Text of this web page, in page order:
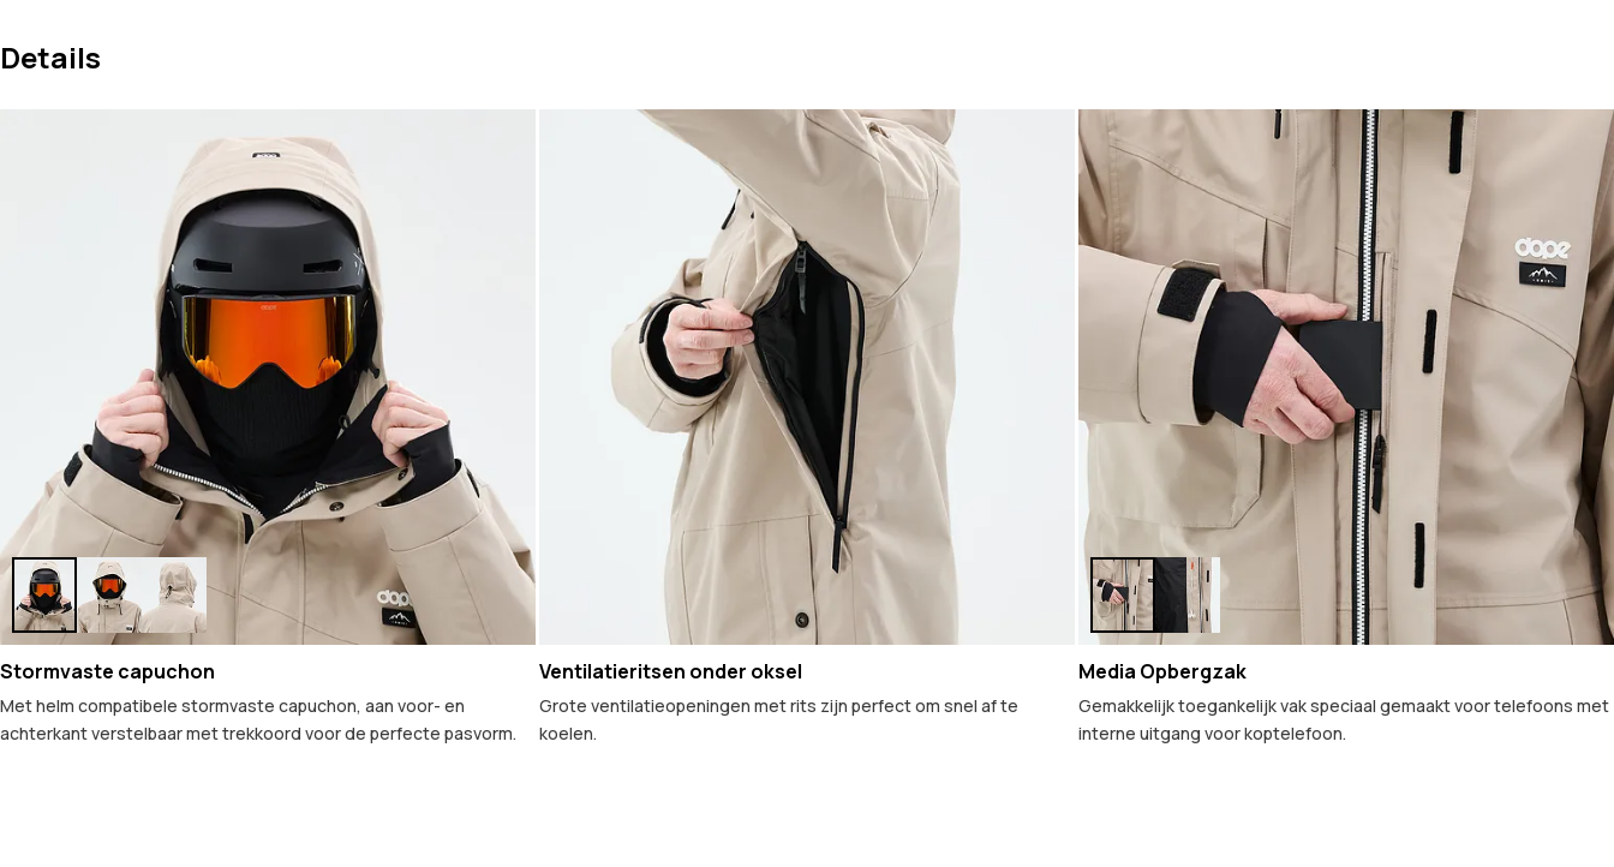
Details
Stormvaste capuchon
Met helm compatibele stormvaste capuchon, aan voor- en
achterkant verstelbaar met trekkoord voor de perfecte pasvorm.
Ventilatieritsen onder oksel
Grote ventilatieopeningen met rits zijn perfect om snel af te
koelen.
Media Opbergzak
Gemakkelijk toegankelijk vak speciaal gemaakt voor telefoons met
interne uitgang voor koptelefoon.